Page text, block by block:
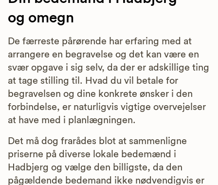
og omegn
De færreste pårørende har erfaring med at
arrangere en begravelse og det kan være en
svær opgave i sig selv, da der er adskillige ting
at tage stilling til. Hvad du vil betale for
begravelsen og dine konkrete ønsker i den
forbindelse, er naturligvis vigtige overvejelser
at have med i planlægningen.
Det må dog frarådes blot at sammenligne
priserne på diverse lokale bedemænd i
Hadbjerg og vælge den billigste, da den
pågældende bedemand ikke nødvendigvis er